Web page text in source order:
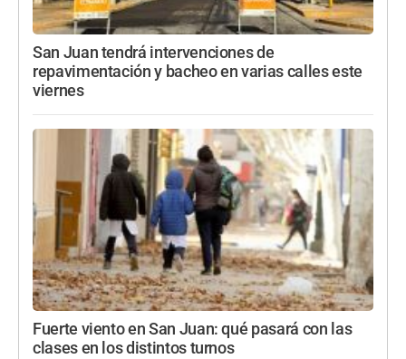
San Juan tendrá intervenciones de
repavimentación y bacheo en varias calles este
viernes
Fuerte viento en San Juan: qué pasará con las
clases en los distintos turnos